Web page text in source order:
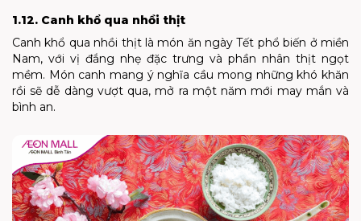
1.12. Canh khổ qua nhồi thịt
Canh khổ qua nhồi thịt là món ăn ngày Tết phổ biến ở miền
Nam, với vị đắng nhẹ đặc trưng và phần nhân thịt ngọt
mềm. Món canh mang ý nghĩa cầu mong những khó khăn
rồi sẽ dễ dàng vượt qua, mở ra một năm mới may mắn và
bình an.